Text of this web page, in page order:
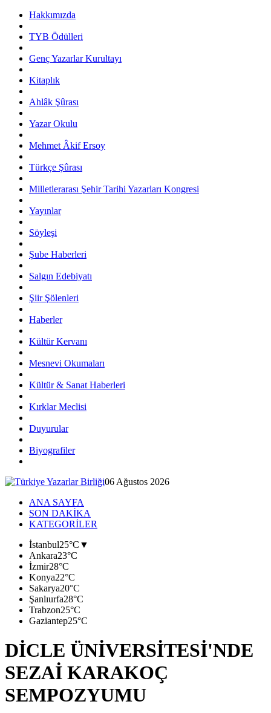
Hakkımızda
TYB Ödülleri
Genç Yazarlar Kurultayı
Kitaplık
Ahlâk Şûrası
Yazar Okulu
Mehmet Âkif Ersoy
Türkçe Şûrası
Milletlerarası Şehir Tarihi Yazarları Kongresi
Yayınlar
Söyleşi
Şube Haberleri
Salgın Edebiyatı
Şiir Şölenleri
Haberler
Kültür Kervanı
Mesnevi Okumaları
Kültür & Sanat Haberleri
Kırklar Meclisi
Duyurular
Biyografiler
06 Ağustos 2026
ANA SAYFA
SON DAKİKA
KATEGORİLER
İstanbul25°C ▼
Ankara23°C
İzmir28°C
Konya22°C
Sakarya20°C
Şanlıurfa28°C
Trabzon25°C
Gaziantep25°C
DİCLE ÜNİVERSİTESİ'NDE
SEZAİ KARAKOÇ
SEMPOZYUMU